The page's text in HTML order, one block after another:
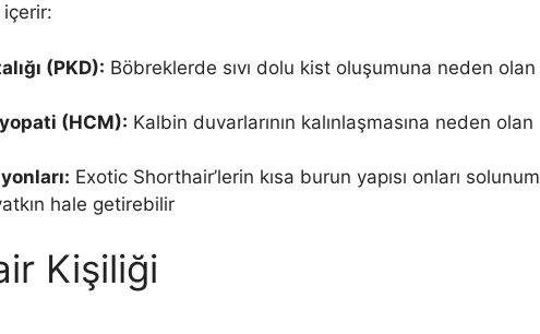
içerir:
(PKD): Böbreklerde sıvı dolu kist oluşumuna neden olan
(HCM): Kalbin duvarlarının kalınlaşmasına neden olan
Exotic Shorthair’lerin kısa burun yapısı onları solunum
hale getirebilir
Kişiliği